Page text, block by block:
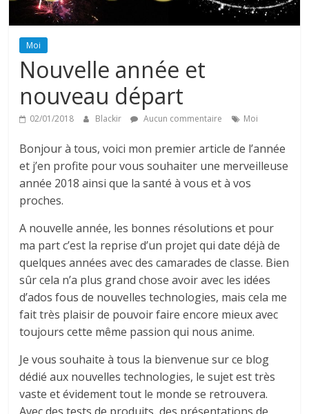
Moi
Nouvelle année et
nouveau départ
02/01/2018 Blackir Aucun commentaire Moi
Bonjour à tous, voici mon premier article de l’année
et j’en profite pour vous souhaiter une merveilleuse
année 2018 ainsi que la santé à vous et à vos
proches.
A nouvelle année, les bonnes résolutions et pour
ma part c’est la reprise d’un projet qui date déjà de
quelques années avec des camarades de classe. Bien
sûr cela n’a plus grand chose avoir avec les idées
d’ados fous de nouvelles technologies, mais cela me
fait très plaisir de pouvoir faire encore mieux avec
toujours cette même passion qui nous anime.
Je vous souhaite à tous la bienvenue sur ce blog
dédié aux nouvelles technologies, le sujet est très
vaste et évidement tout le monde se retrouvera.